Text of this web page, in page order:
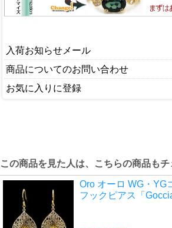
入荷お知らせメール
商品についてのお問い合わせ
お気に入りに登録
この商品を見た人は、こちらの商品もチ
Oro オーロ WG・
フックピアス「